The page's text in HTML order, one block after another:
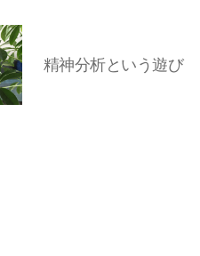
精神分析という遊び